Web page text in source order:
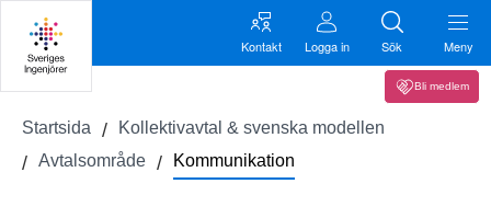
Kontakt Logga in Sök Meny
Bli medlem
Startsida
Kollektivavtal & svenska modellen
Avtalsområde
Kommunikation